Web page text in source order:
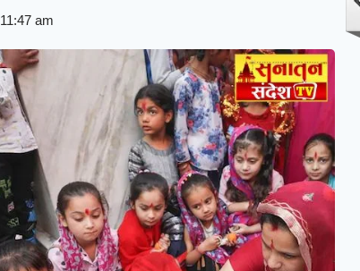
11:47 am